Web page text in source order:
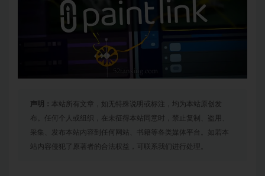
声明： 本站所有文章，如无特殊说明或标注，均为本站原创发
布。任何个人或组织，在未征得本站同意时，禁止复制、盗用、
采集、发布本站内容到任何网站、书籍等各类媒体平台。如若本
站内容侵犯了原著者的合法权益，可联系我们进行处理。